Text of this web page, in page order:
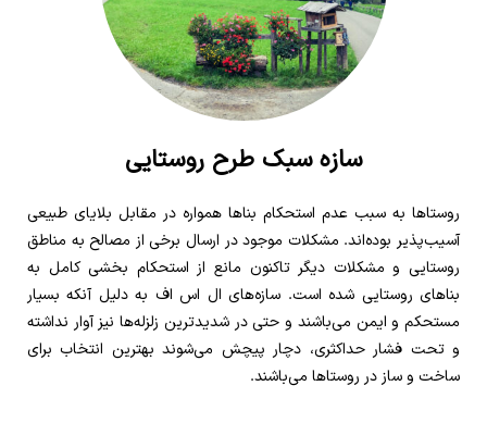
سازه سبک طرح روستایی
روستاها به سبب عدم استحکام بناها همواره در مقابل بلایای طبیعی
آسیب‌پذیر بوده‌اند. مشکلات موجود در ارسال برخی از مصالح به مناطق
روستایی و مشکلات دیگر تاکنون مانع از استحکام بخشی کامل به
بناهای روستایی شده است. سازه‌های ال اس اف به دلیل آنکه بسیار
مستحکم و ایمن می‌باشند و حتی در شدیدترین زلزله‌ها نیز آوار نداشته
و تحت فشار حداکثری، دچار پیچش می‌شوند بهترین انتخاب برای
ساخت و ساز در روستاها می‌باشند.